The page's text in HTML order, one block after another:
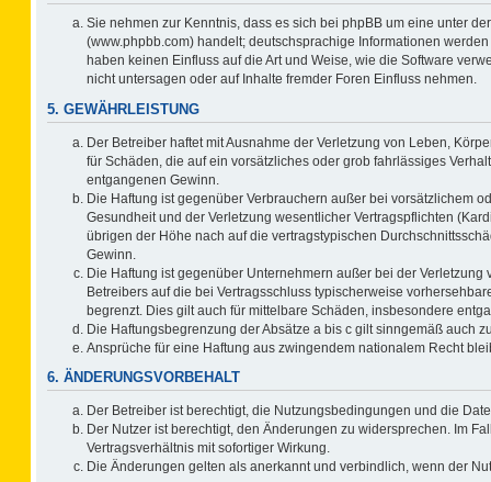
Sie nehmen zur Kenntnis, dass es sich bei phpBB um eine unter der
(www.phpbb.com) handelt; deutschsprachige Informationen
haben keinen Einfluss auf die Art und Weise, wie die Software
nicht untersagen oder auf Inhalte fremder Foren Einfluss nehmen.
5. GEWÄHRLEISTUNG
Der Betreiber haftet mit Ausnahme der Verletzung von Leben,
für Schäden, die auf ein vorsätzliches oder grob fahrlässiges
entgangenen Gewinn.
Die Haftung ist gegenüber Verbrauchern außer bei vorsätzlichem
Gesundheit und der Verletzung wesentlicher Vertragspflichten
übrigen der Höhe nach auf die vertragstypischen
Gewinn.
Die Haftung ist gegenüber Unternehmern außer bei der
Betreibers auf die bei Vertragsschluss typischerweise
begrenzt. Dies gilt auch für mittelbare Schäden, insbesondere
Die Haftungsbegrenzung der Absätze a bis c gilt sinngemäß auch
Ansprüche für eine Haftung aus zwingendem nationalem Recht
6. ÄNDERUNGSVORBEHALT
Der Betreiber ist berechtigt, die Nutzungsbedingungen und die
Der Nutzer ist berechtigt, den Änderungen zu widersprechen. Im
Vertragsverhältnis mit sofortiger Wirkung.
Die Änderungen gelten als anerkannt und verbindlich, wenn der